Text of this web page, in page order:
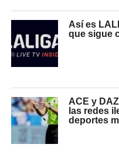
Así es
que sigue
ACE y
las redes
deportes